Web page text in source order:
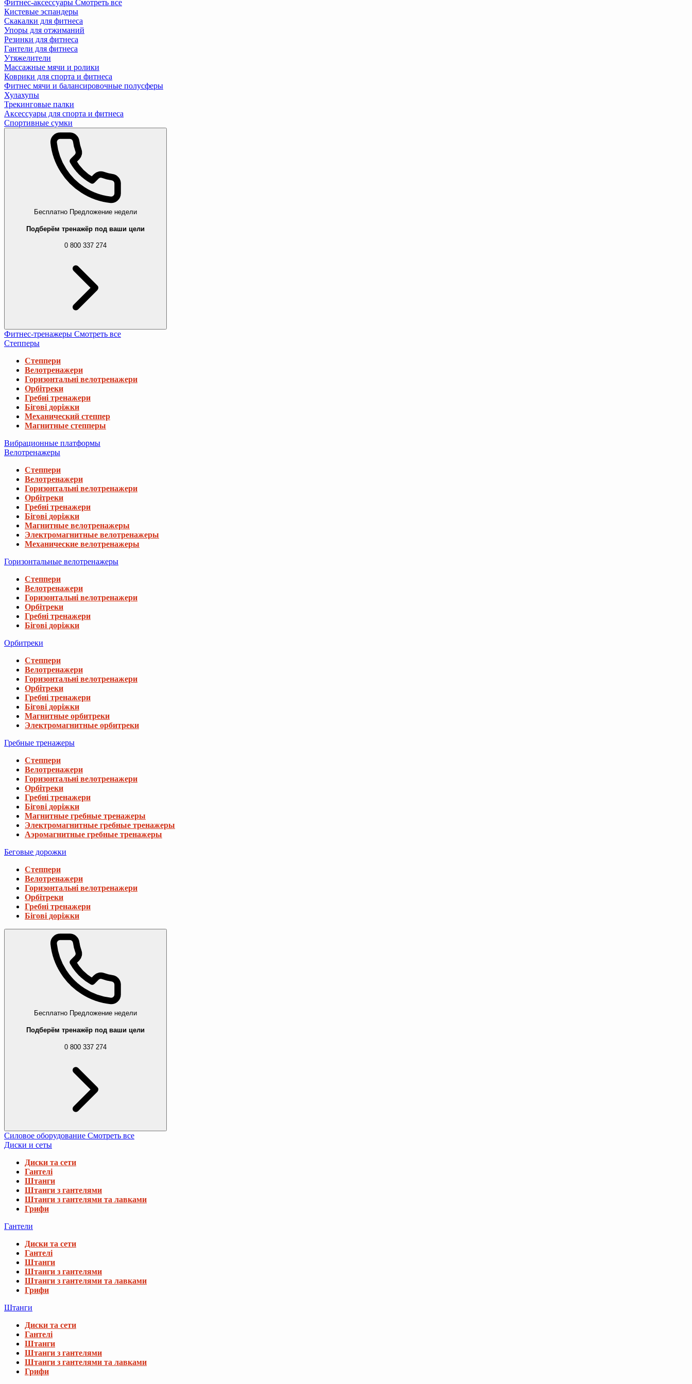
Фитнес-аксессуары Смотреть все
Кистевые эспандеры
Скакалки для фитнеса
Упоры для отжиманий
Резинки для фитнеса
Гантели для фитнеса
Утяжелители
Массажные мячи и ролики
Коврики для спорта и фитнеса
Фитнес мячи и балансировочные полусферы
Хулахупы
Трекинговые палки
Аксессуары для спорта и фитнеса
Спортивные сумки
Бесплатно Предложение недели
Подберём тренажёр под ваши цели
0 800 337 274
Фитнес-тренажеры Смотреть все
Степперы
Степпери
Велотренажери
Горизонтальні велотренажери
Орбітреки
Гребні тренажери
Бігові доріжки
Механический степпер
Магнитные степперы
Вибрационные платформы
Велотренажеры
Степпери
Велотренажери
Горизонтальні велотренажери
Орбітреки
Гребні тренажери
Бігові доріжки
Магнитные велотренажеры
Электромагнитные велотренажеры
Механические велотренажеры
Горизонтальные велотренажеры
Степпери
Велотренажери
Горизонтальні велотренажери
Орбітреки
Гребні тренажери
Бігові доріжки
Орбитреки
Степпери
Велотренажери
Горизонтальні велотренажери
Орбітреки
Гребні тренажери
Бігові доріжки
Магнитные орбитреки
Электромагнитные орбитреки
Гребные тренажеры
Степпери
Велотренажери
Горизонтальні велотренажери
Орбітреки
Гребні тренажери
Бігові доріжки
Магнитные гребные тренажеры
Электромагнитные гребные тренажеры
Аэромагнитные гребные тренажеры
Беговые дорожки
Степпери
Велотренажери
Горизонтальні велотренажери
Орбітреки
Гребні тренажери
Бігові доріжки
Бесплатно Предложение недели
Подберём тренажёр под ваши цели
0 800 337 274
Силовое оборудование Смотреть все
Диски и сеты
Диски та сети
Гантелі
Штанги
Штанги з гантелями
Штанги з гантелями та лавками
Грифи
Гантели
Диски та сети
Гантелі
Штанги
Штанги з гантелями
Штанги з гантелями та лавками
Грифи
Штанги
Диски та сети
Гантелі
Штанги
Штанги з гантелями
Штанги з гантелями та лавками
Грифи